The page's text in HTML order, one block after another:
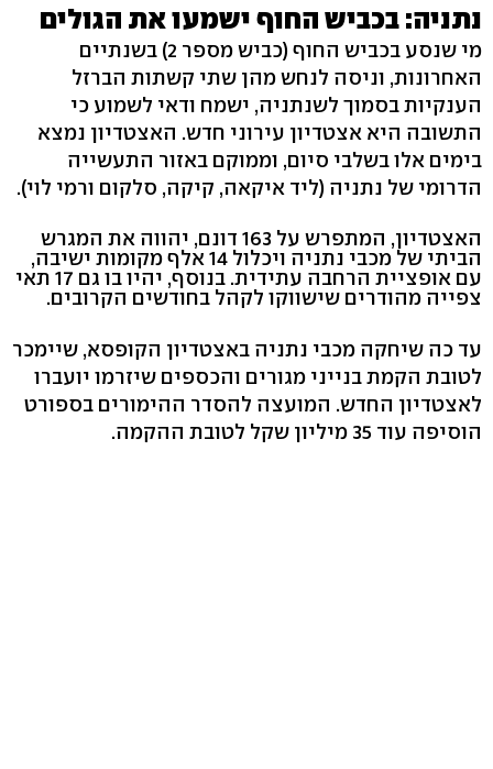
נתניה: בכביש החוף ישמעו את הגולים
מי שנסע בכביש החוף (כביש מספר 2) בשנתיים
האחרונות, וניסה לנחש מהן שתי קשתות הברזל
הענקיות בסמוך לשנתניה, ישמח ודאי לשמוע כי
התשובה היא אצטדיון עירוני חדש. האצטדיון נמצא
בימים אלו בשלבי סיום, וממוקם באזור התעשייה
הדרומי של נתניה (ליד איקאה, קיקה, סלקום ורמי לוי).
האצטדיון, המתפרש על 163 דונם, יהווה את המגרש
הביתי של מכבי נתניה ויכלול 14 אלף מקומות ישיבה,
עם אופציית הרחבה עתידית. בנוסף, יהיו בו גם 17 תאי
צפייה מהודרים שישווקו לקהל בחודשים הקרובים.
עד כה שיחקה מכבי נתניה באצטדיון הקופסא, שיימכר
לטובת הקמת בנייני מגורים והכספים שיזרמו יועברו
לאצטדיון החדש. המועצה להסדר ההימורים בספורט
הוסיפה עוד 35 מיליון שקל לטובת ההקמה.